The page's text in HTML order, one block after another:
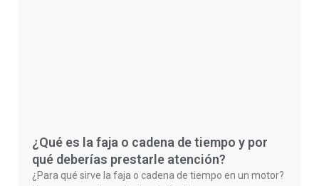
¿Qué es la faja o cadena de tiempo y por
qué deberías prestarle atención?
¿Para qué sirve la faja o cadena de tiempo en un motor?